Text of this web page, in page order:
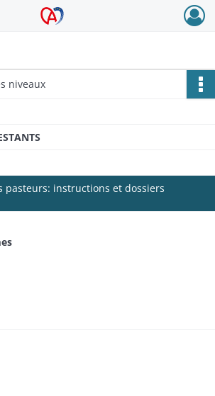
Archives Alsace - Colmar
niveaux
pasteurs: instructions et dossiers